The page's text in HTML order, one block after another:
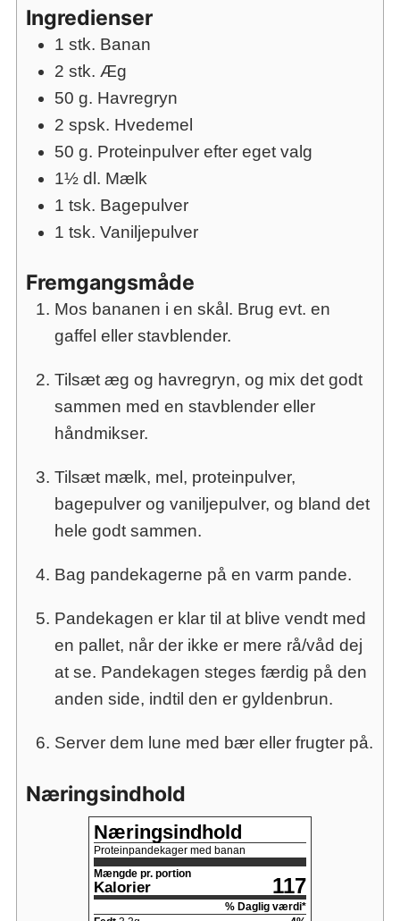
Ingredienser
1 stk. Banan
2 stk. Æg
50 g. Havregryn
2 spsk. Hvedemel
50 g. Proteinpulver efter eget valg
1½ dl. Mælk
1 tsk. Bagepulver
1 tsk. Vaniljepulver
Fremgangsmåde
Mos bananen i en skål. Brug evt. en
gaffel eller stavblender.
Tilsæt æg og havregryn, og mix det godt
sammen med en stavblender eller
håndmikser.
Tilsæt mælk, mel, proteinpulver,
bagepulver og vaniljepulver, og bland det
hele godt sammen.
Bag pandekagerne på en varm pande.
Pandekagen er klar til at blive vendt med
en pallet, når der ikke er mere rå/våd dej
at se. Pandekagen steges færdig på den
anden side, indtil den er gyldenbrun.
Server dem lune med bær eller frugter på.
Næringsindhold
Næringsindhold
Proteinpandekager med banan
Mængde pr. portion
Kalorier 117
% Daglig værdi*